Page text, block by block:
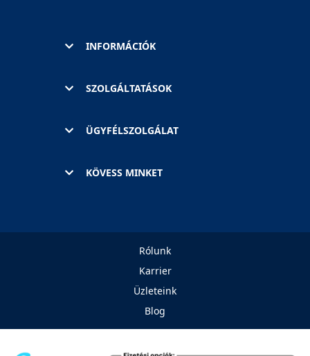
INFORMÁCIÓK
SZOLGÁLTATÁSOK
ÜGYFÉLSZOLGÁLAT
KÖVESS MINKET
Rólunk
Karrier
Üzleteink
Blog